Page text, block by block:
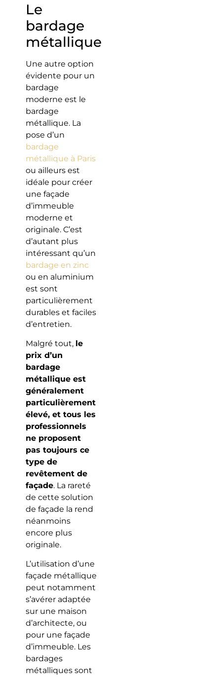
Le
bardage
métallique
Une autre option
évidente pour un
bardage
moderne est le
bardage
métallique. La
pose d’un
bardage
métallique à Paris
ou ailleurs est
idéale pour créer
une façade
d’immeuble
moderne et
originale. C’est
d’autant plus
intéressant qu’un
bardage en zinc
ou en aluminium
est sont
particulièrement
durables et faciles
d’entretien.
Malgré tout, le
prix d’un
bardage
métallique est
généralement
particulièrement
élevé, et tous les
professionnels
ne proposent
pas toujours ce
type de
revêtement de
façade. La rareté
de cette solution
de façade la rend
néanmoins
encore plus
originale.
L’utilisation d’une
façade métallique
peut notamment
s’avérer adaptée
sur une maison
d’architecte, ou
pour une façade
d’immeuble. Les
bardages
métalliques sont